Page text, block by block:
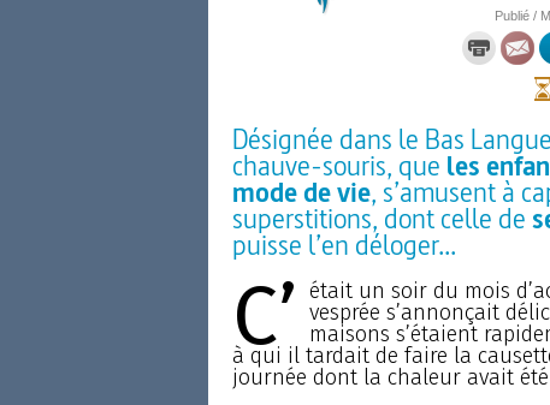
Publié /
Désignée dans le Bas
chauve-souris, que les
mode de vie, s’amusent à
superstitions, dont celle de
puisse l’en déloger...
C’ était un soir du mois
vesprée s’annonçait
maisons s’étaient
à qui il tardait de faire la
journée dont la chaleur avait